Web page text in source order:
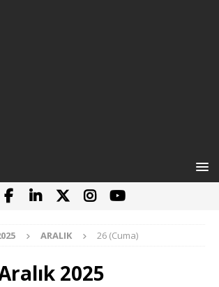
ARALIK 26 (Cuma)
2025